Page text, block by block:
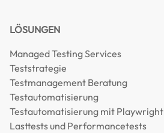
LÖSUNGEN
Managed Testing Services
Teststrategie
Testmanagement Beratung
Testautomatisierung
Testautomatisierung mit Playwright
Lasttests und Performancetests